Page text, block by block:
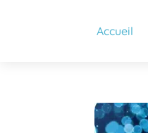
Accueil